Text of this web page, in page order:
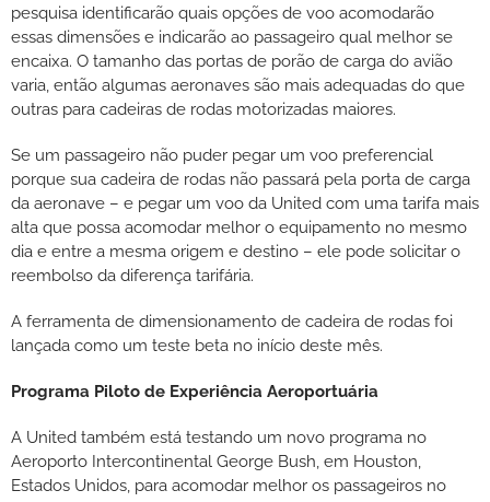
pesquisa identificarão quais opções de voo acomodarão
essas dimensões e indicarão ao passageiro qual melhor se
encaixa. O tamanho das portas de porão de carga do avião
varia, então algumas aeronaves são mais adequadas do que
outras para cadeiras de rodas motorizadas maiores.
Se um passageiro não puder pegar um voo preferencial
porque sua cadeira de rodas não passará pela porta de carga
da aeronave – e pegar um voo da United com uma tarifa mais
alta que possa acomodar melhor o equipamento no mesmo
dia e entre a mesma origem e destino – ele pode solicitar o
reembolso da diferença tarifária.
A ferramenta de dimensionamento de cadeira de rodas foi
lançada como um teste beta no início deste mês.
Programa Piloto de Experiência Aeroportuária
A United também está testando um novo programa no
Aeroporto Intercontinental George Bush, em Houston,
Estados Unidos, para acomodar melhor os passageiros no